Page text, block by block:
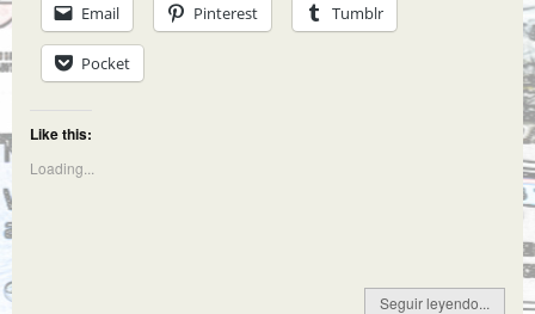
Email Pinterest Tumblr
Pocket
Like this:
Loading...
Seguir leyendo...